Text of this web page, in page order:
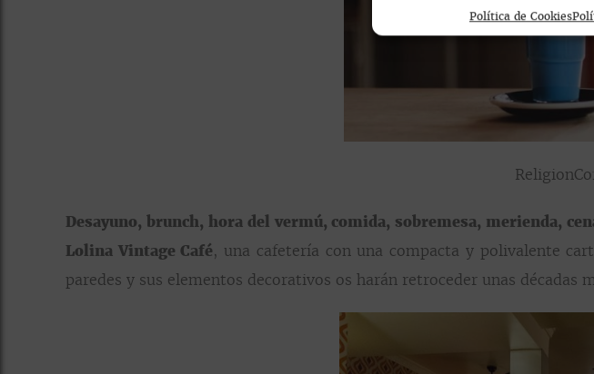
Política de Cookies
Desayuno, brunch, hora del vermú, comida, sobremesa, merienda,
Lolina Vintage Café, una cafetería con una compacta y polivalente
paredes y sus elementos decorativos os harán retroceder unas